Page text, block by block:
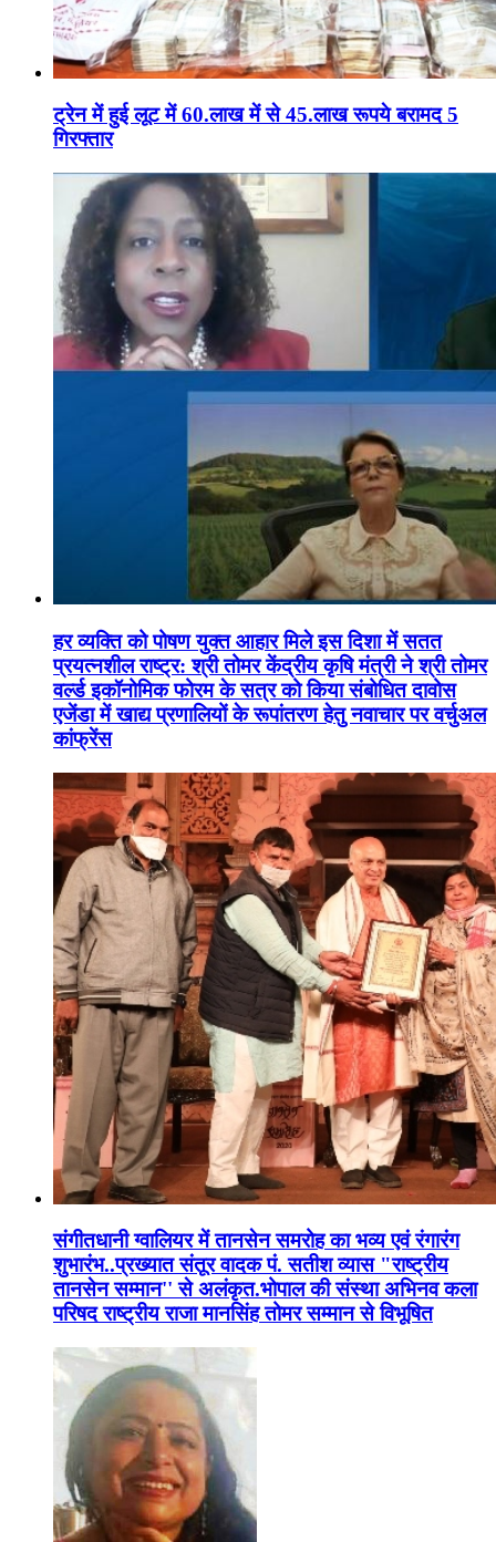
ट्रेन में हुई लूट में 60.लाख में से 45.लाख रूपये बरामद 5
गिरफ्तार
हर व्यक्ति को पोषण युक्त आहार मिले इस दिशा में सतत
प्रयत्नशील राष्ट्र: श्री तोमर केंद्रीय कृषि मंत्री ने श्री तोमर
वर्ल्ड इकॉनोमिक फोरम के सत्र को किया संबोधित दावोस
एजेंडा में खाद्य प्रणालियों के रूपांतरण हेतु नवाचार पर वर्चुअल
कांफ्रेंस
संगीतधानी ग्वालियर में तानसेन समरोह का भव्य एवं रंगारंग
शुभारंभ..प्रख्यात संतूर वादक पं. सतीश व्यास "राष्ट्रीय
तानसेन सम्मान'' से अलंकृत.भोपाल की संस्था अभिनव कला
परिषद राष्ट्रीय राजा मानसिंह तोमर सम्मान से विभूषित